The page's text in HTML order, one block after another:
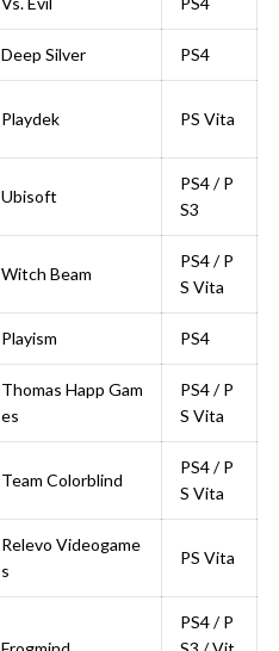
Deep Silver PS4
Playdek PS Vita
Ubisoft
PS4 / P
S3
Witch Beam
PS4 / P
S Vita
Playism PS4
Thomas Happ Gam
es
PS4 / P
S Vita
Team Colorblind
PS4 / P
S Vita
Relevo Videogame
s
PS Vita
PS4 / P